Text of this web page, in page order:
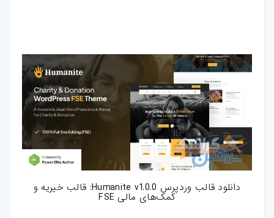
فیلتر-فتوشاپ
استایل-فتوشاپ
پریست-لایتروم
اسکریپت
اسکریپت-php دانلود قالب وردپرس Humanite v1.0.0: قالب خیریه و
کمک‌های مالی FSE